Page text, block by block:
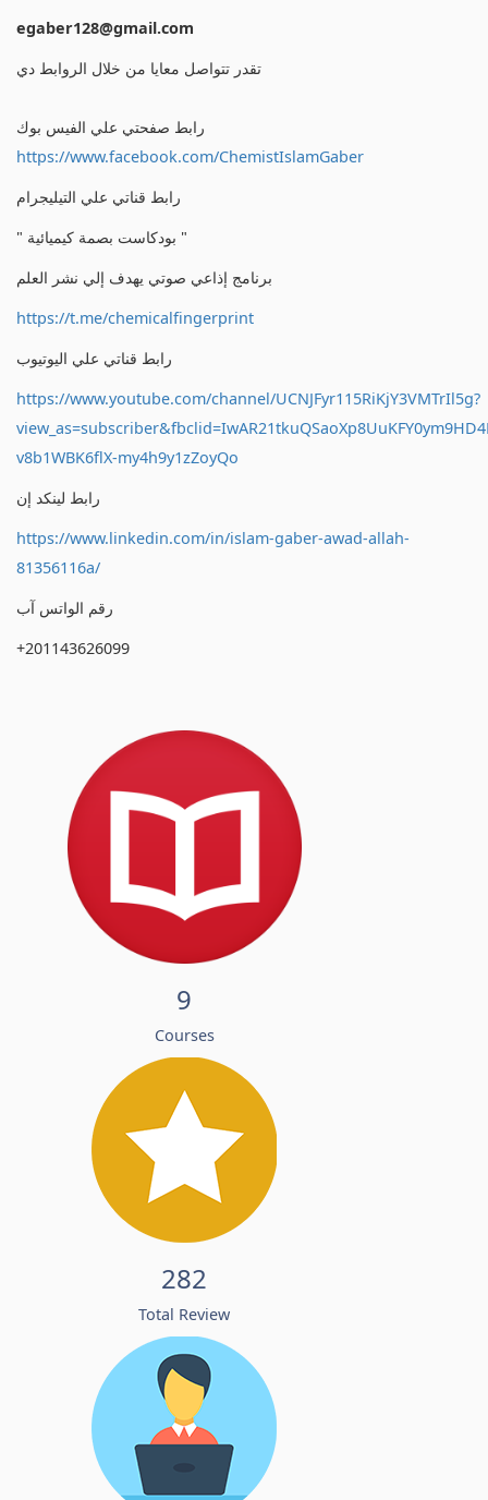
egaber128@gmail.com
تقدر تتواصل معايا من خلال الروابط دي
رابط صفحتي علي الفيس بوك
https://www.facebook.com/ChemistIslamGaber
رابط قناتي علي التيليجرام
" بودكاست بصمة كيميائية "
برنامج إذاعي صوتي يهدف إلي نشر العلم
https://t.me/chemicalfingerprint
رابط قناتي علي اليوتيوب
https://www.youtube.com/channel/UCNJFyr115RiKjY3VMTrIl5g?
v8b1WBK6flX-my4h9y1zZoyQo
رابط لينكد إن
https://www.linkedin.com/in/islam-gaber-awad-allah-
81356116a/
رقم الواتس آب
+201143626099
9
Courses
282
Total Review